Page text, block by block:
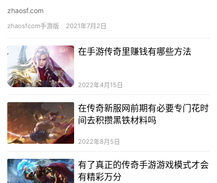
zhaosf.com
zhaosfcom手游版 2021年7月2日
在手游传奇里赚钱有哪些方法
2022年4月15日
在传奇新服网前期有必要专门花时
间去积攒黑铁材料吗
2022年8月5日
有了真正的传奇手游游戏模式才会
有精彩万分